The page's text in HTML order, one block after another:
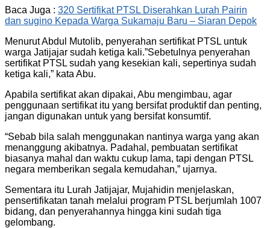
Baca Juga : 320 Sertifikat PTSL Diserahkan Lurah Pairin
dan sugino Kepada Warga Sukamaju Baru – Siaran Depok
Menurut Abdul Mutolib, penyerahan sertifikat PTSL untuk
warga Jatijajar sudah ketiga kali.”Sebetulnya penyerahan
sertifikat PTSL sudah yang kesekian kali, sepertinya sudah
ketiga kali,” kata Abu.
Apabila sertifikat akan dipakai, Abu mengimbau, agar
penggunaan sertifikat itu yang bersifat produktif dan penting,
jangan digunakan untuk yang bersifat konsumtif.
“Sebab bila salah menggunakan nantinya warga yang akan
menanggung akibatnya. Padahal, pembuatan sertifikat
biasanya mahal dan waktu cukup lama, tapi dengan PTSL
negara memberikan segala kemudahan,” ujarnya.
Sementara itu Lurah Jatijajar, Mujahidin menjelaskan,
pensertifikatan tanah melalui program PTSL berjumlah 1007
bidang, dan penyerahannya hingga kini sudah tiga
gelombang.